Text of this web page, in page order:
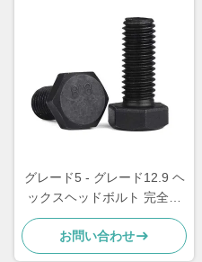
グレード5 - グレード12.9 ヘ
ックスヘッドボルト 完全ス
レッド 6 面ボルト
お問い合わせ